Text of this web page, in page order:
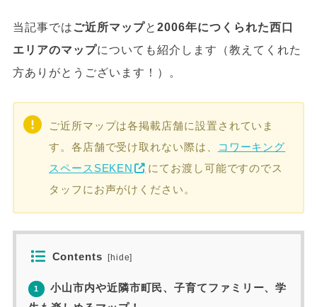
当記事では ご近所マップと 2006年につくられた西口
エリアのマップについても紹介します（教えてくれた
方ありがとうございます！）。
ご近所マップは各掲載店舗に設置されていま
す。各店舗で受け取れない際は、
コワーキング
スペースSEKEN
にてお渡し可能ですのでス
タッフにお声がけください。
Contents [hide]
1
小山市内や近隣市町民、子育てファミリー、学